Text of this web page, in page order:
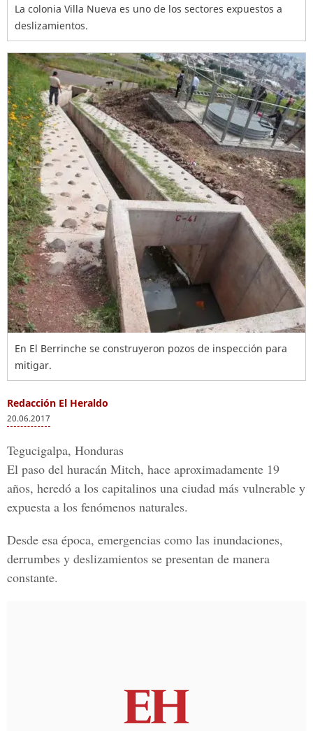
La colonia Villa Nueva es uno de los sectores expuestos a
deslizamientos.
En El Berrinche se construyeron pozos de inspección para
mitigar.
Redacción El Heraldo
20.06.2017
Tegucigalpa, Honduras
El paso del huracán Mitch, hace aproximadamente 19
años, heredó a los capitalinos una ciudad más vulnerable y
expuesta a los fenómenos naturales.
Desde esa época, emergencias como las inundaciones,
derrumbes y deslizamientos se presentan de manera
constante.